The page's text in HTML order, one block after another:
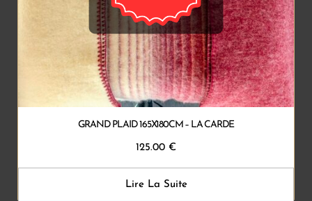
GRAND PLAID 165X180CM – LA CARDE
125.00 €
Lire La Suite